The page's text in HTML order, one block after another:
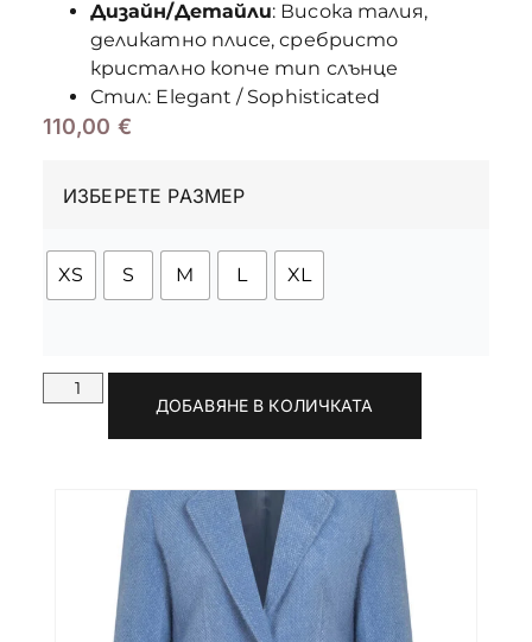
Дизайн/Детайли: Висока талия,
деликатно плисе, сребристо
кристално копче тип слънце
Стил: Elegant / Sophisticated
110,00 €
ИЗБЕРЕТЕ РАЗМЕР
XS S M L XL
ДОБАВЯНЕ В КОЛИЧКАТА